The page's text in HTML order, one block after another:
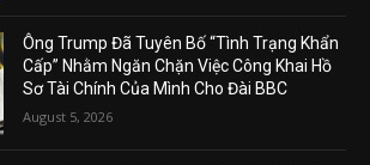
Ông Trump Đã Tuyên Bố “Tình Trạng Khẩn
Cấp” Nhằm Ngăn Chặn Việc Công Khai Hồ
Sơ Tài Chính Của Mình Cho Đài BBC
August 5, 2026